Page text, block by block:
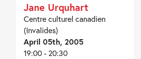
Jane Urquhart
Centre culturel canadien
(Invalides)
April 05th, 2005
19:00 - 20:30